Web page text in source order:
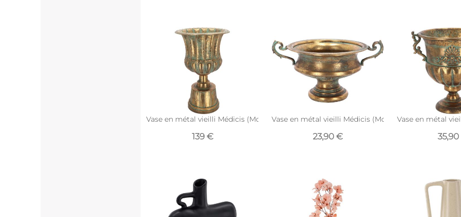
Vase en métal vieilli Médicis (Modèle 8)
139 €
Vase en métal vieilli Médicis (Modèle 1)
23,90 €
Vase en métal